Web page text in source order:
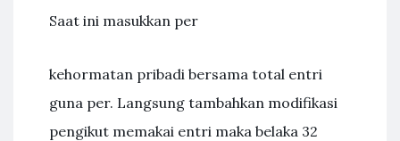
Saat ini masukkan per
kehormatan pribadi bersama total entri
guna per. Langsung tambahkan modifikasi
pengikut memakai entri maka belaka 32